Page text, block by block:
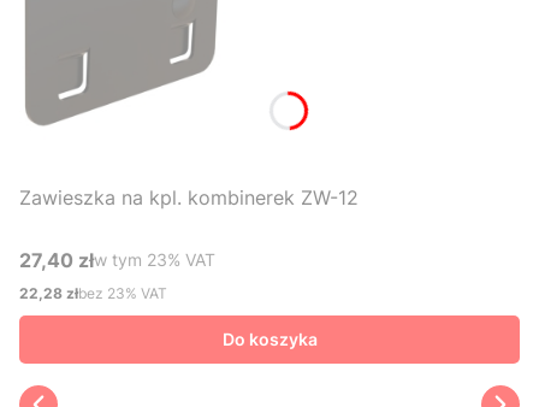
Zawieszka na kpl. kombinerek ZW-12
Cena brutto
27,40 złw tym %s VAT
w tym 23% VAT
Cena netto
22,28 złbez 23% VAT
Do koszyka